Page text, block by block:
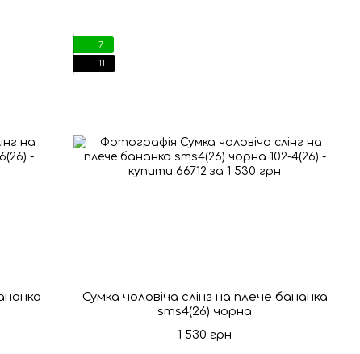
7
11
Сумка чоловіча слінг на плече бананка
sms4(26) чорна
1 530 грн